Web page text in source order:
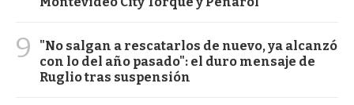
9
"No salgan a rescatarlos de nuevo, ya alcanzó
con lo del año pasado": el duro mensaje de
Ruglio tras suspensión